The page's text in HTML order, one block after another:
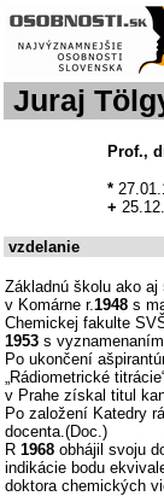
Juraj
Prof.,
*
+
vzdelanie
Základnú školu ako
v Komárne r.1948 s
Chemickej fakulte
1953 s
Po ukončení
„Rádiometrické
v Prahe získal titul
Po založení Katedry
docenta.(Doc.)
R 1968 obhájil svoju
indikácie bodu
doktora chemických